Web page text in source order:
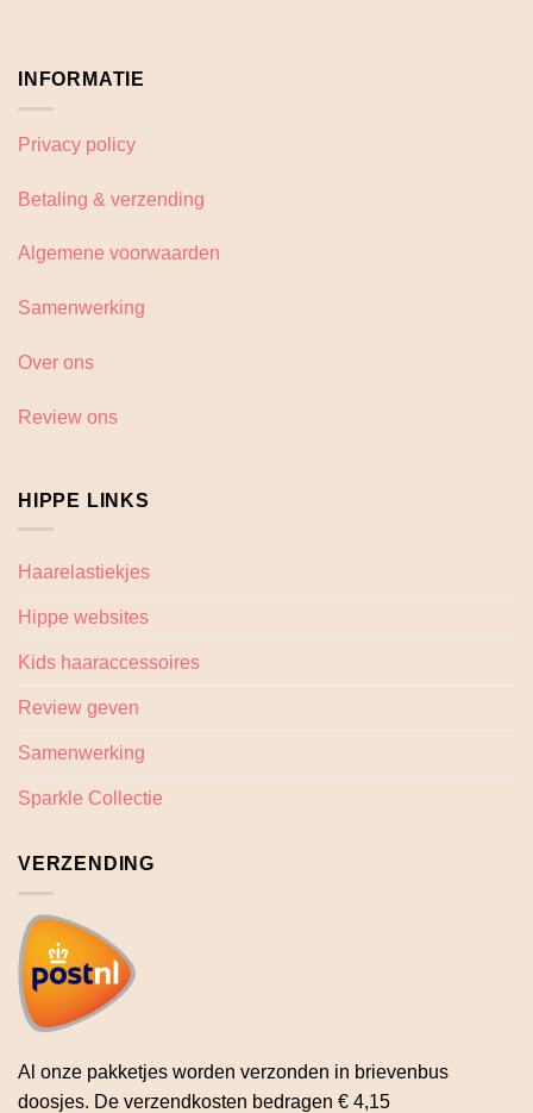
INFORMATIE
Privacy policy
Betaling & verzending
Algemene voorwaarden
Samenwerking
Over ons
Review ons
HIPPE LINKS
Haarelastiekjes
Hippe websites
Kids haaraccessoires
Review geven
Samenwerking
Sparkle Collectie
VERZENDING
Al onze pakketjes worden verzonden in brievenbus
doosjes. De verzendkosten bedragen € 4,15